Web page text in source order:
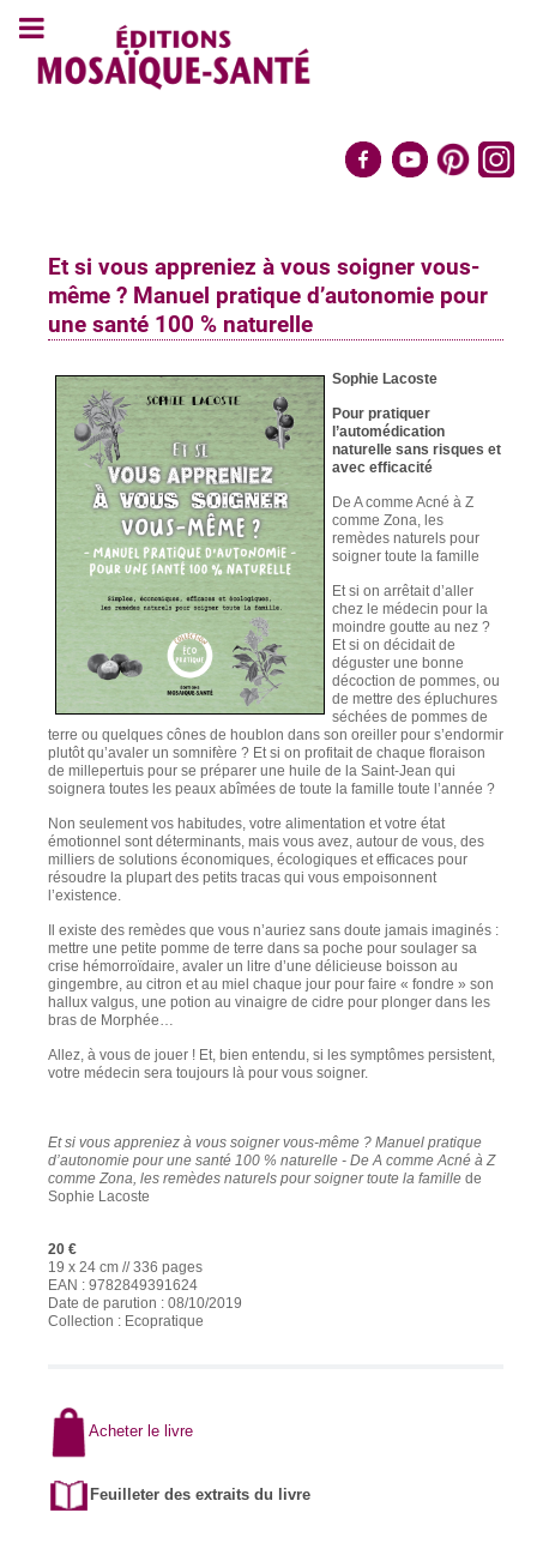
Et si vous appreniez à vous soigner vous-
même ? Manuel pratique d’autonomie pour
une santé 100 % naturelle
Sophie Lacoste
Pour pratiquer
l’automédication
naturelle sans risques et
avec efficacité
De A comme Acné à Z
comme Zona, les
remèdes naturels pour
soigner toute la famille
Et si on arrêtait d’aller
chez le médecin pour la
moindre goutte au nez ?
Et si on décidait de
déguster une bonne
décoction de pommes, ou
de mettre des épluchures
séchées de pommes de
terre ou quelques cônes de houblon dans son oreiller pour s’endormir
plutôt qu’avaler un somnifère ? Et si on profitait de chaque floraison
de millepertuis pour se préparer une huile de la Saint-Jean qui
soignera toutes les peaux abîmées de toute la famille toute l’année ?
Non seulement vos habitudes, votre alimentation et votre état
émotionnel sont déterminants, mais vous avez, autour de vous, des
milliers de solutions économiques, écologiques et efficaces pour
résoudre la plupart des petits tracas qui vous empoisonnent
l’existence.
Il existe des remèdes que vous n’auriez sans doute jamais imaginés :
mettre une petite pomme de terre dans sa poche pour soulager sa
crise hémorroïdaire, avaler un litre d’une délicieuse boisson au
gingembre, au citron et au miel chaque jour pour faire « fondre » son
hallux valgus, une potion au vinaigre de cidre pour plonger dans les
bras de Morphée…
Allez, à vous de jouer ! Et, bien entendu, si les symptômes persistent,
votre médecin sera toujours là pour vous soigner.
Et si vous appreniez à vous soigner vous-même ? Manuel pratique
d’autonomie pour une santé 100 % naturelle - De A comme Acné à Z
comme Zona, les remèdes naturels pour soigner toute la famille de
Sophie Lacoste
20 €
19 x 24 cm //336 pages
EAN : 9782849391624
Date de parution : 08/10/2019
Collection : Ecopratique
Acheter le livre
Feuilleter des extraits du livre